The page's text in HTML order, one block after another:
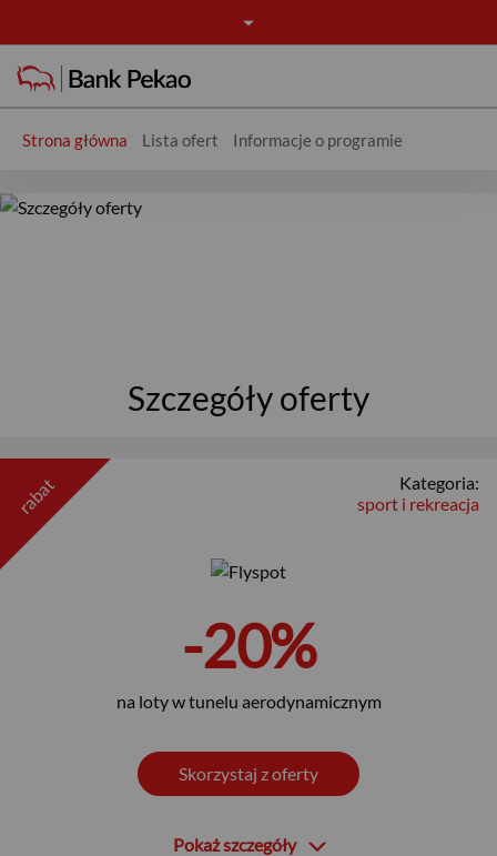
Strona główna Lista ofert Informacje o programie
Oferta - Rabaty
Szczegóły oferty
rabat
Kategoria:
sport i rekreacja
-20%
na loty w tunelu aerodynamicznym
Skorzystaj z oferty
Pokaż szczegóły